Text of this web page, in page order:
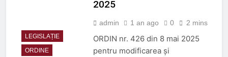
LEGISLAȚIE
ORDINE
2025
admin 1 an ago 0 2 mins
ORDIN nr. 426 din 8 mai 2025
pentru modificarea și